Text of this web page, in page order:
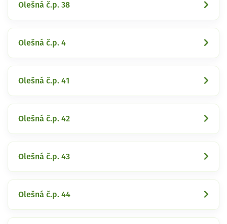
Olešná č.p. 38
Olešná č.p. 4
Olešná č.p. 41
Olešná č.p. 42
Olešná č.p. 43
Olešná č.p. 44